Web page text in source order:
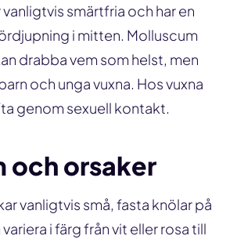
vanligtvis smärtfria och har en
i mitten. Molluscum
drabba vem som helst, men
och unga vuxna. Hos vuxna
genom sexuell kontakt.
och orsaker
vanligtvis små, fasta knölar på
i färg från vit eller rosa till